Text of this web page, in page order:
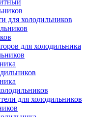
для холодильников
для холодильника
для холодильников